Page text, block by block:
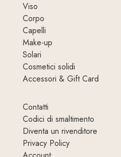
Viso
Corpo
Capelli
Make-up
Solari
Cosmetici solidi
Accessori & Gift Card
Contatti
Codici di smaltimento
Diventa un rivenditore
Privacy Policy